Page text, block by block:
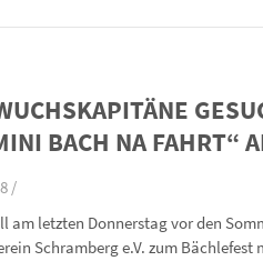
BACH NA FAHRT“
/
am letzten Donnerstag vor den
Schramberg e.V. zum Bächlefest